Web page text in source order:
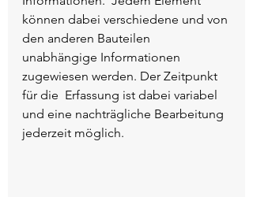
können dabei verschiedene und von
den anderen Bauteilen
unabhängige Informationen
zugewiesen werden. Der Zeitpunkt
für die  Erfassung ist dabei variabel
und eine nachträgliche Bearbeitung
jederzeit möglich.